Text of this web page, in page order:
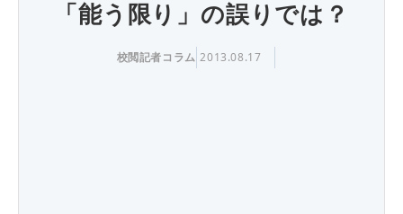
「能う限り」の誤りでは？
校閲記者コラム 2013.08.17